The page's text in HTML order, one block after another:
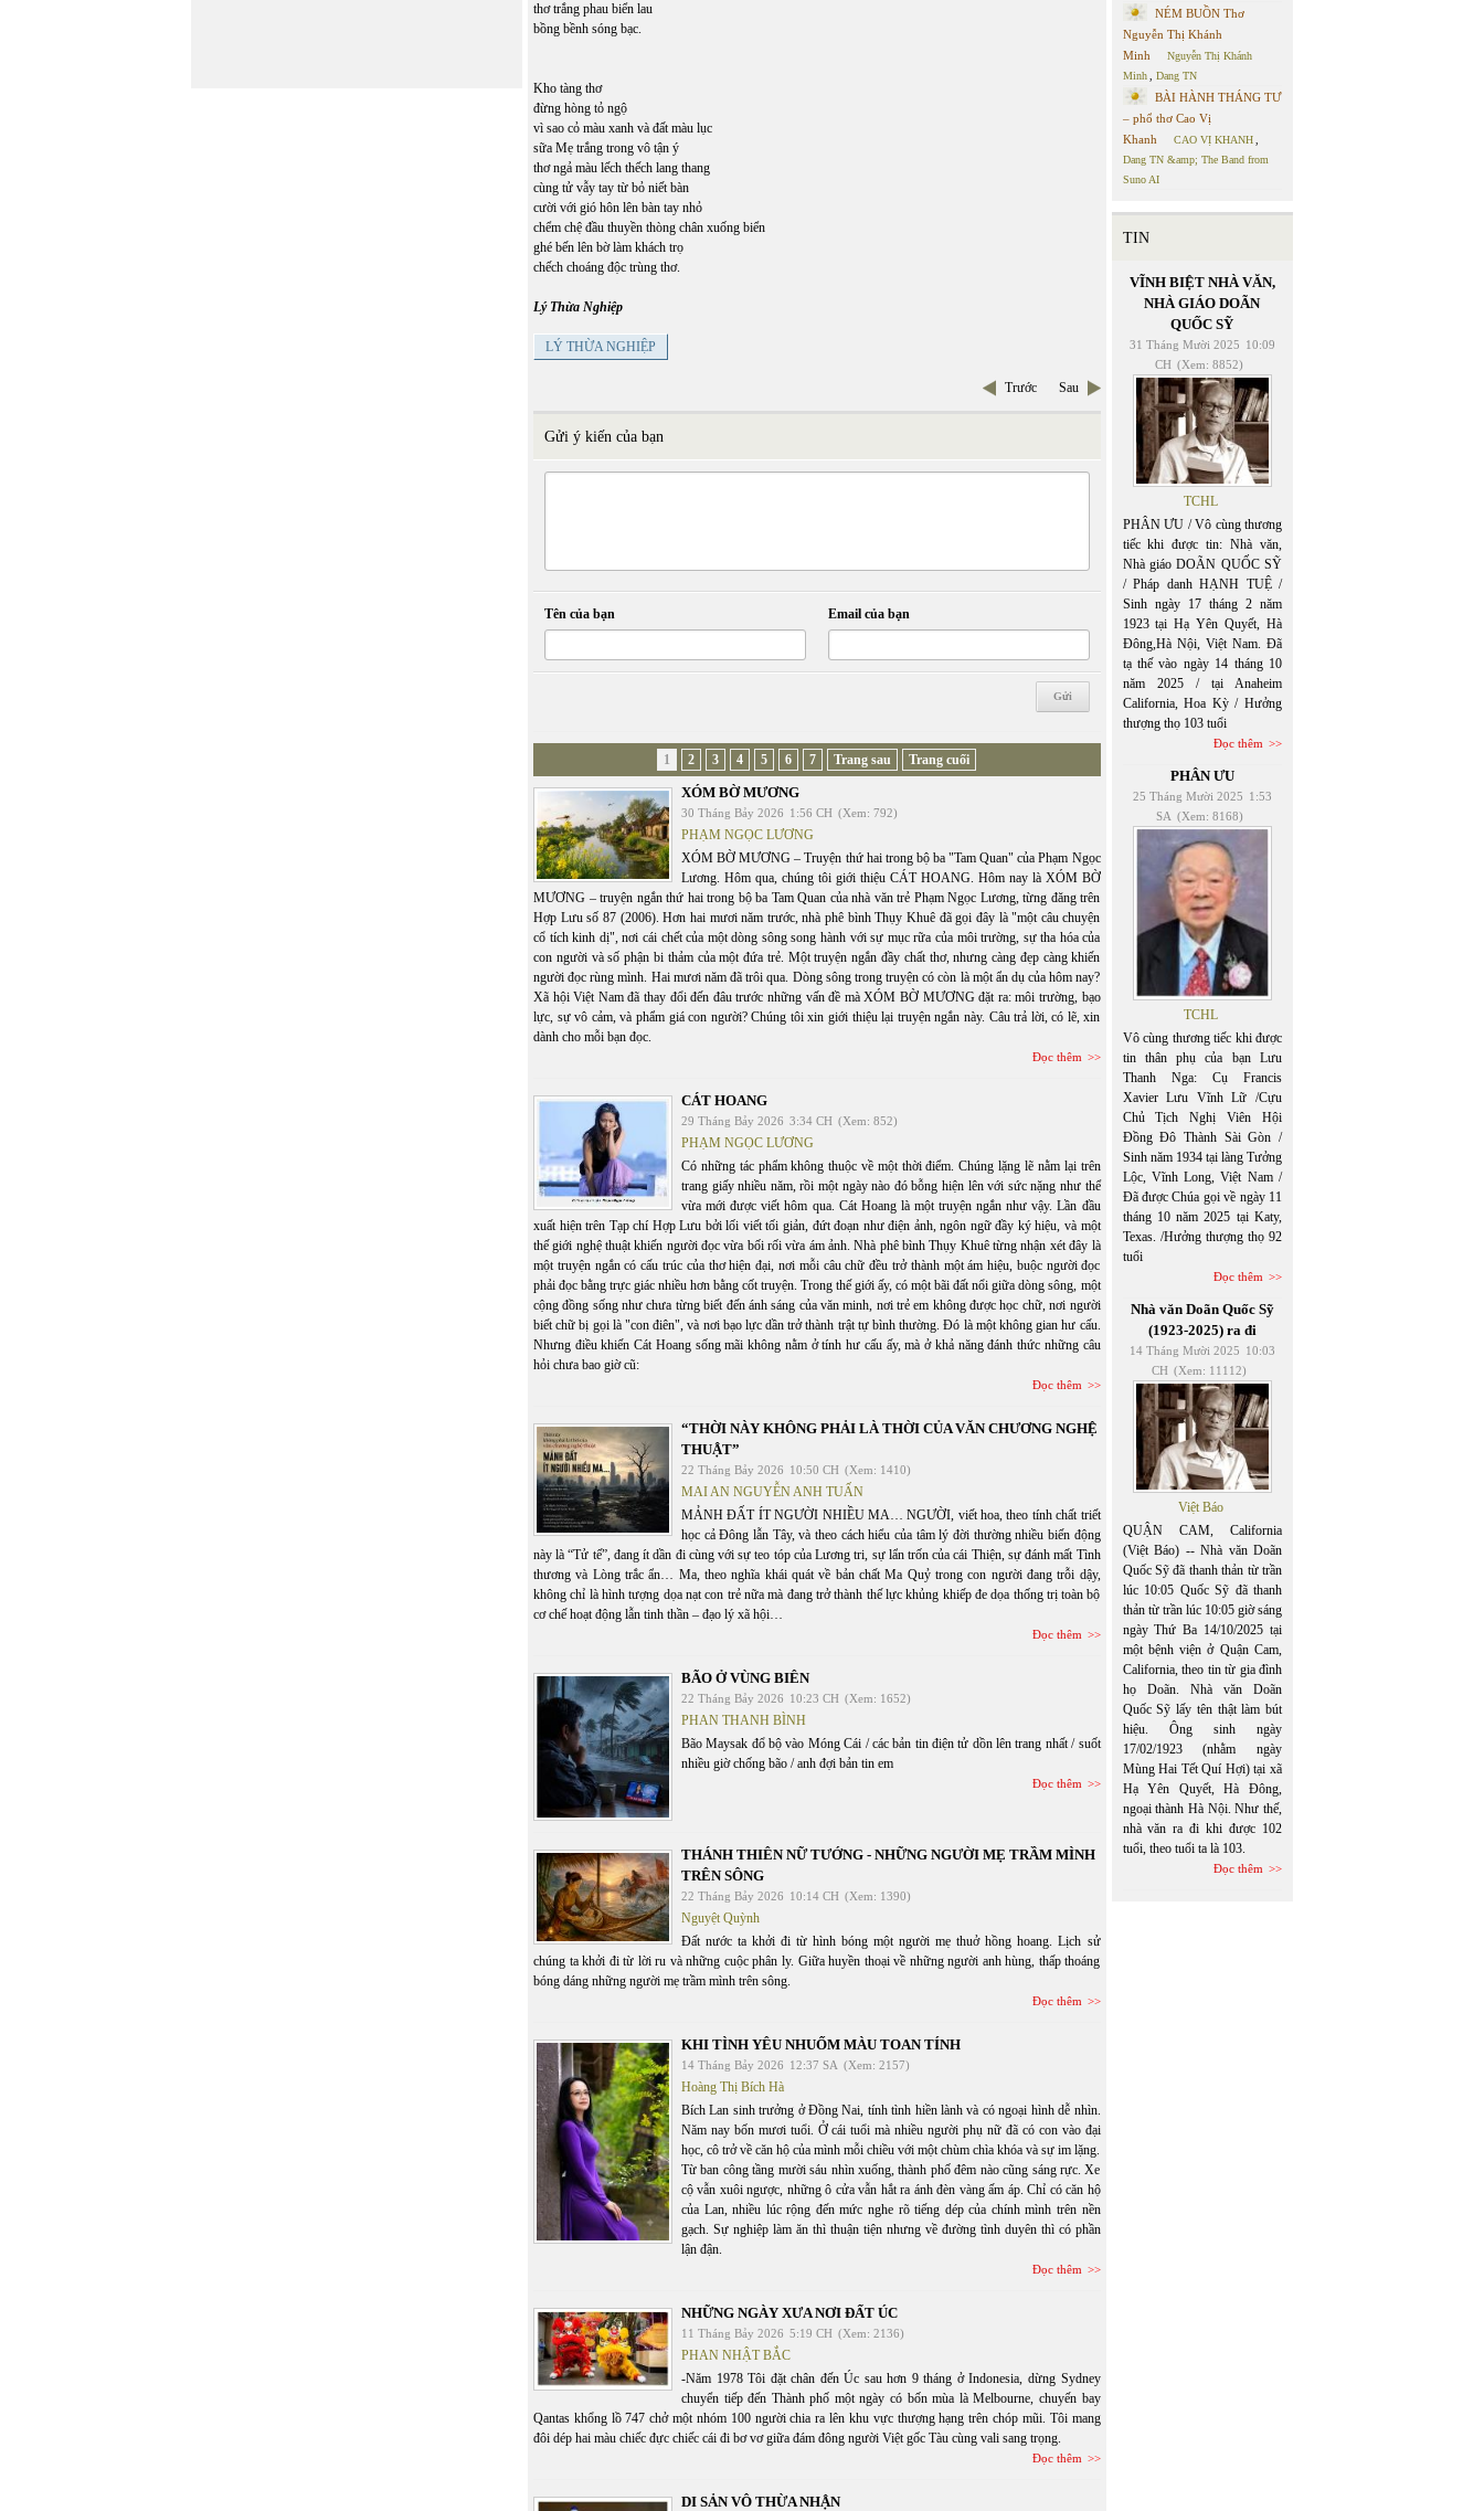
thơ trắng phau biển lau
bồng bềnh sóng bạc.
Kho tàng thơ
đừng hòng tỏ ngộ
vì sao cỏ màu xanh và đất màu lục
sữa Mẹ trắng trong vô tận ý
thơ ngả màu lếch thếch lang thang
cùng tử vẫy tay từ bỏ niết bàn
cười với gió hôn lên bàn tay nhỏ
chểm chệ đầu thuyền thòng chân xuống biển
ghé bến lên bờ làm khách trọ
chếch choáng độc trùng thơ.
Lý Thừa Nghiệp
LÝ THỪA NGHIỆP
Trước Sau
Gửi ý kiến của bạn
Tên của bạn Email của bạn
1 2 3 4 5 6 7 Trang sau Trang cuối
XÓM BỜ MƯƠNG
30 Tháng Bảy 2026 1:56 CH (Xem: 792)
PHẠM NGỌC LƯƠNG
XÓM BỜ MƯƠNG – Truyện thứ hai trong bộ ba "Tam Quan" của Phạm Ngọc
Lương. Hôm qua, chúng tôi giới thiệu CÁT HOANG. Hôm nay là XÓM BỜ
MƯƠNG – truyện ngắn thứ hai trong bộ ba Tam Quan của nhà văn trẻ Phạm Ngọc Lương, từng đăng trên
Hợp Lưu số 87 (2006). Hơn hai mươi năm trước, nhà phê bình Thụy Khuê đã gọi đây là "một câu chuyện
cổ tích kinh dị", nơi cái chết của một dòng sông song hành với sự mục rữa của môi trường, sự tha hóa của
con người và số phận bi thảm của một đứa trẻ. Một truyện ngắn đầy chất thơ, nhưng càng đẹp càng khiến
người đọc rùng mình. Hai mươi năm đã trôi qua. Dòng sông trong truyện có còn là một ẩn dụ của hôm nay?
Xã hội Việt Nam đã thay đổi đến đâu trước những vấn đề mà XÓM BỜ MƯƠNG đặt ra: môi trường, bạo
lực, sự vô cảm, và phẩm giá con người? Chúng tôi xin giới thiệu lại truyện ngắn này. Câu trả lời, có lẽ, xin
dành cho mỗi bạn đọc.
Đọc thêm
CÁT HOANG
29 Tháng Bảy 2026 3:34 CH (Xem: 852)
PHẠM NGỌC LƯƠNG
Có những tác phẩm không thuộc về một thời điểm. Chúng lặng lẽ nằm lại trên
trang giấy nhiều năm, rồi một ngày nào đó bỗng hiện lên với sức nặng như thể
vừa mới được viết hôm qua. Cát Hoang là một truyện ngắn như vậy. Lần đầu
xuất hiện trên Tạp chí Hợp Lưu bởi lối viết tối giản, đứt đoạn như điện ảnh, ngôn ngữ đầy ký hiệu, và một
thế giới nghệ thuật khiến người đọc vừa bối rối vừa ám ảnh. Nhà phê bình Thụy Khuê từng nhận xét đây là
một truyện ngắn có cấu trúc của thơ hiện đại, nơi mỗi câu chữ đều trở thành một ám hiệu, buộc người đọc
phải đọc bằng trực giác nhiều hơn bằng cốt truyện. Trong thế giới ấy, có một bãi đất nổi giữa dòng sông, một
cộng đồng sống như chưa từng biết đến ánh sáng của văn minh, nơi trẻ em không được học chữ, nơi người
biết chữ bị gọi là "con điên", và nơi bạo lực dần trở thành trật tự bình thường. Đó là một không gian hư cấu.
Nhưng điều khiến Cát Hoang sống mãi không nằm ở tính hư cấu ấy, mà ở khả năng đánh thức những câu
hỏi chưa bao giờ cũ:
Đọc thêm
“THỜI NÀY KHÔNG PHẢI LÀ THỜI CỦA VĂN CHƯƠNG NGHỆ
THUẬT”
22 Tháng Bảy 2026 10:50 CH (Xem: 1410)
MAI AN NGUYỄN ANH TUẤN
MẢNH ĐẤT ÍT NGƯỜI NHIỀU MA… NGƯỜI, viết hoa, theo tính chất triết
học cả Đông lẫn Tây, và theo cách hiểu của tâm lý đời thường nhiều biến động
này là “Tử tế”, đang ít dần đi cùng với sự teo tóp của Lương tri, sự lẩn trốn của cái Thiện, sự đánh mất Tình
thương và Lòng trắc ẩn… Ma, theo nghĩa khái quát về bản chất Ma Quỷ trong con người đang trỗi dậy,
không chỉ là hình tượng dọa nạt con trẻ nữa mà đang trở thành thế lực khủng khiếp đe dọa thống trị toàn bộ
cơ chế hoạt động lẫn tinh thần – đạo lý xã hội…
Đọc thêm
BÃO Ở VÙNG BIÊN
22 Tháng Bảy 2026 10:23 CH (Xem: 1652)
PHAN THANH BÌNH
Bão Maysak đổ bộ vào Móng Cái / các bản tin điện tử dồn lên trang nhất / suốt
nhiều giờ chống bão / anh đợi bản tin em
Đọc thêm
THÁNH THIÊN NỮ TƯỚNG - NHỮNG NGƯỜI MẸ TRẦM MÌNH
TRÊN SÔNG
22 Tháng Bảy 2026 10:14 CH (Xem: 1390)
Nguyệt Quỳnh
Đất nước ta khởi đi từ hình bóng một người mẹ thuở hồng hoang. Lịch sử
chúng ta khởi đi từ lời ru và những cuộc phân ly. Giữa huyền thoại về những người anh hùng, thấp thoáng
bóng dáng những người mẹ trầm mình trên sông.
Đọc thêm
KHI TÌNH YÊU NHUỐM MÀU TOAN TÍNH
14 Tháng Bảy 2026 12:37 SA (Xem: 2157)
Hoàng Thị Bích Hà
Bích Lan sinh trưởng ở Đồng Nai, tính tình hiền lành và có ngoại hình dễ nhìn.
Năm nay bốn mươi tuổi. Ở cái tuổi mà nhiều người phụ nữ đã có con vào đại
học, cô trở về căn hộ của mình mỗi chiều với một chùm chìa khóa và sự im lặng.
Từ ban công tầng mười sáu nhìn xuống, thành phố đêm nào cũng sáng rực. Xe
cộ vẫn xuôi ngược, những ô cửa vẫn hắt ra ánh đèn vàng ấm áp. Chỉ có căn hộ
của Lan, nhiều lúc rộng đến mức nghe rõ tiếng dép của chính mình trên nền
gạch. Sự nghiệp làm ăn thì thuận tiện nhưng về đường tình duyên thì có phần
lận đận.
Đọc thêm
NHỮNG NGÀY XƯA NƠI ĐẤT ÚC
11 Tháng Bảy 2026 5:19 CH (Xem: 2136)
PHAN NHẬT BẮC
-Năm 1978 Tôi đặt chân đến Úc sau hơn 9 tháng ở Indonesia, dừng Sydney
chuyển tiếp đến Thành phố một ngày có bốn mùa là Melbourne, chuyến bay
Qantas khổng lồ 747 chở một nhóm 100 người chia ra lên khu vực thượng hạng trên chóp mũi. Tôi mang
đôi dép hai màu chiếc đực chiếc cái đi bơ vơ giữa đám đông người Việt gốc Tàu cùng vali sang trọng.
Đọc thêm
DI SẢN VÔ THỪA NHẬN
NÉM BUỒN Thơ
Nguyễn Thị Khánh
Minh
Nguyễn Thị Khánh
Minh
Dang TN
BÀI HÀNH THÁNG TƯ
– phổ thơ Cao Vị
Khanh
CAO VỊ KHANH
Dang TN &amp; The Band from
Suno AI
TIN
VĨNH BIỆT NHÀ VĂN,
NHÀ GIÁO DOÃN
QUỐC SỸ
31 Tháng Mười 2025 10:09
CH (Xem: 8852)
TCHL
PHÂN ƯU / Vô cùng thương
tiếc khi được tin: Nhà văn,
Nhà giáo DOÃN QUỐC SỸ
/ Pháp danh HẠNH TUỆ /
Sinh ngày 17 tháng 2 năm
1923 tại Hạ Yên Quyết, Hà
Đông,Hà Nội, Việt Nam. Đã
tạ thế vào ngày 14 tháng 10
năm 2025 / tại Anaheim
California, Hoa Kỳ / Hưởng
thượng thọ 103 tuổi
Đọc thêm
PHÂN ƯU
25 Tháng Mười 2025 1:53
SA (Xem: 8168)
TCHL
Vô cùng thương tiếc khi được
tin thân phụ của bạn Lưu
Thanh Nga: Cụ Francis
Xavier Lưu Vĩnh Lữ /Cựu
Chủ Tịch Nghị Viên Hội
Đồng Đô Thành Sài Gòn /
Sinh năm 1934 tại làng Tưởng
Lộc, Vĩnh Long, Việt Nam /
Đã được Chúa gọi về ngày 11
tháng 10 năm 2025 tại Katy,
Texas. /Hưởng thượng thọ 92
tuổi
Đọc thêm
Nhà văn Doãn Quốc Sỹ
(1923-2025) ra đi
14 Tháng Mười 2025 10:03
CH (Xem: 11112)
Việt Báo
QUẬN CAM, California
(Việt Báo) -- Nhà văn Doãn
Quốc Sỹ đã thanh thản từ trần
lúc 10:05 Quốc Sỹ đã thanh
thản từ trần lúc 10:05 giờ sáng
ngày Thứ Ba 14/10/2025 tại
một bệnh viện ở Quận Cam,
California, theo tin từ gia đình
họ Doãn. Nhà văn Doãn
Quốc Sỹ lấy tên thật làm bút
hiệu. Ông sinh ngày
17/02/1923 (nhằm ngày
Mùng Hai Tết Quí Hợi) tại xã
Hạ Yên Quyết, Hà Đông,
ngoại thành Hà Nội. Như thế,
nhà văn ra đi khi được 102
tuổi, theo tuổi ta là 103.
Đọc thêm